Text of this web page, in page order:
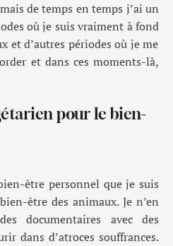
de temps en temps j’ai un
où je suis vraiment à fond
et d’autres périodes où je me
et dans ces moments-là,
pour le bien-
être personnel que je suis
être des animaux. Je n’en
documentaires avec des
dans d’atroces souffrances.